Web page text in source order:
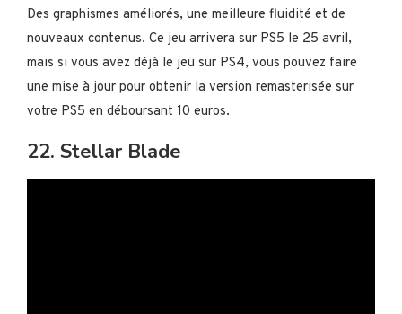
Des graphismes améliorés, une meilleure fluidité et de
nouveaux contenus. Ce jeu arrivera sur PS5 le 25 avril,
mais si vous avez déjà le jeu sur PS4, vous pouvez faire
une mise à jour pour obtenir la version remasterisée sur
votre PS5 en déboursant 10 euros.
22. Stellar Blade